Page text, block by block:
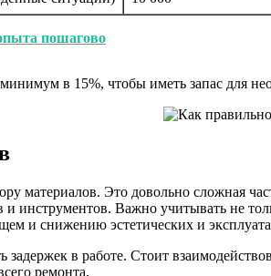
пошагово
в 15%, чтобы иметь запас для
материалов. Это довольно сложная
инструментов. Важно учитывать не
и снижению эстетических и
задержек в работе. Стоит
ремонта.